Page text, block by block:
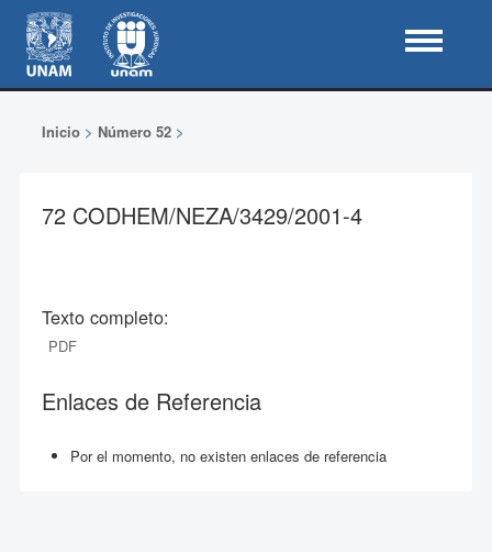
Inicio> Número 52>
72 CODHEM/NEZA/3429/2001-4
Texto completo:
PDF
Enlaces de Referencia
Por el momento, no existen enlaces de referencia